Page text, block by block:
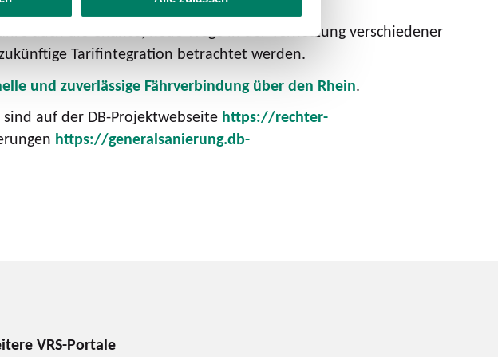
auch die Chance, neue Wege in der Vernetzung verschiedener
Tarifintegration betrachtet werden.
und zuverlässige Fährverbindung über den Rhein.
auf der DB-Projektwebseite https://rechter-
https://generalsanierung.db-